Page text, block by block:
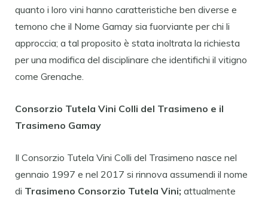
quanto i loro vini hanno caratteristiche ben diverse e
temono che il Nome Gamay sia fuorviante per chi li
approccia; a tal proposito è stata inoltrata la richiesta
per una modifica del disciplinare che identifichi il vitigno
come Grenache.
Consorzio Tutela Vini Colli del Trasimeno e il
Trasimeno Gamay
Il Consorzio Tutela Vini Colli del Trasimeno nasce nel
gennaio 1997 e nel 2017 si rinnova assumendi il nome
di Trasimeno Consorzio Tutela Vini; attualmente